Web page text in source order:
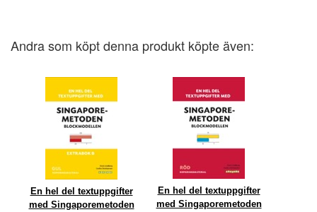
Andra som köpt denna produkt köpte även:
En hel del textuppgifter
med Singaporemetoden
En hel del textuppgifter
med Singaporemetoden